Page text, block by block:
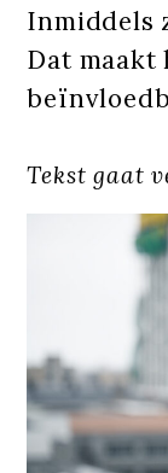
Inmiddels
Dat maakt
Tekst gaat